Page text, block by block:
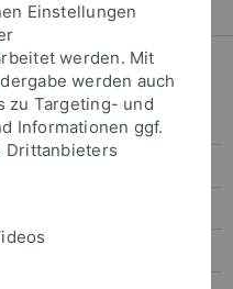
Nanoscience Thesis
Einstellungen
werden. Mit
werden auch
zu Targeting- und
Informationen ggf.
Drittanbieters